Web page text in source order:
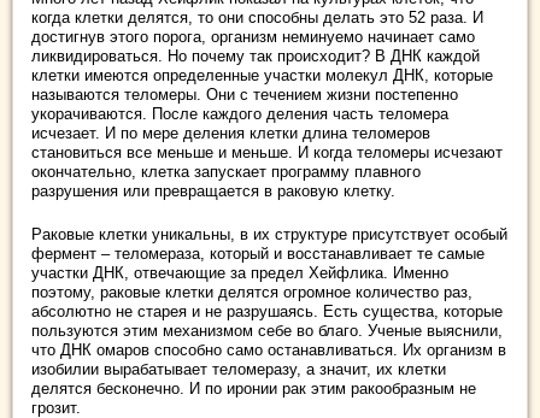
когда клетки делятся, то они способны делать это 52 раза. И
достигнув этого порога, организм неминуемо начинает само
ликвидироваться. Но почему так происходит? В ДНК каждой
клетки имеются определенные участки молекул ДНК, которые
называются теломеры. Они с течением жизни постепенно
укорачиваются. После каждого деления часть теломера
исчезает. И по мере деления клетки длина теломеров
становиться все меньше и меньше. И когда теломеры исчезают
окончательно, клетка запускает программу плавного
разрушения или превращается в раковую клетку.
Раковые клетки уникальны, в их структуре присутствует особый
фермент – теломераза, который и восстанавливает те самые
участки ДНК, отвечающие за предел Хейфлика. Именно
поэтому, раковые клетки делятся огромное количество раз,
абсолютно не старея и не разрушаясь. Есть существа, которые
пользуются этим механизмом себе во благо. Ученые выяснили,
что ДНК омаров способно само останавливаться. Их организм в
изобилии вырабатывает теломеразу, а значит, их клетки
делятся бесконечно. И по иронии рак этим ракообразным не
грозит.